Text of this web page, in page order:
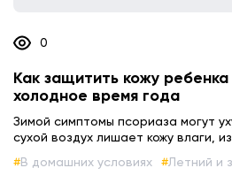
0
Как защитить кожу
холодное время года
Зимой симптомы псориаза могут
сухой воздух лишает кожу влаги,
В домашних условиях
Летний и